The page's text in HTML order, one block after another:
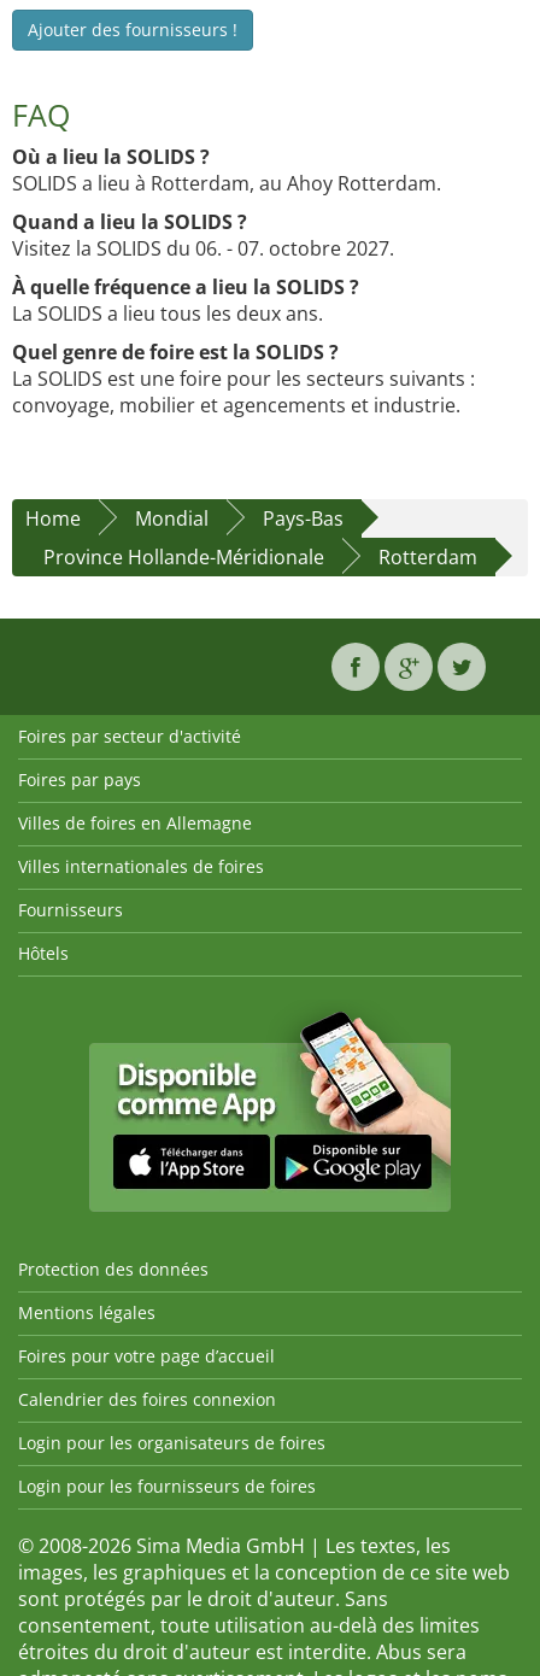
Ajouter des fournisseurs !
FAQ
Où a lieu la SOLIDS ?
SOLIDS a lieu à Rotterdam, au Ahoy Rotterdam.
Quand a lieu la SOLIDS ?
Visitez la SOLIDS du 06. - 07. octobre 2027.
À quelle fréquence a lieu la SOLIDS ?
La SOLIDS a lieu tous les deux ans.
Quel genre de foire est la SOLIDS ?
La SOLIDS est une foire pour les secteurs suivants :
convoyage, mobilier et agencements et industrie.
Home Mondial
Pays-Bas
Province Hollande-Méridionale
Rotterdam
Foires par secteur d'activité
Foires par pays
Villes de foires en Allemagne
Villes internationales de foires
Fournisseurs
Hôtels
Protection des données
Mentions légales
Foires pour votre page d’accueil
Calendrier des foires connexion
Login pour les organisateurs de foires
Login pour les fournisseurs de foires
© 2008-2026 Sima Media GmbH | Les textes, les
images, les graphiques et la conception de ce site web
sont protégés par le droit d'auteur. Sans
consentement, toute utilisation au-delà des limites
étroites du droit d'auteur est interdite. Abus sera